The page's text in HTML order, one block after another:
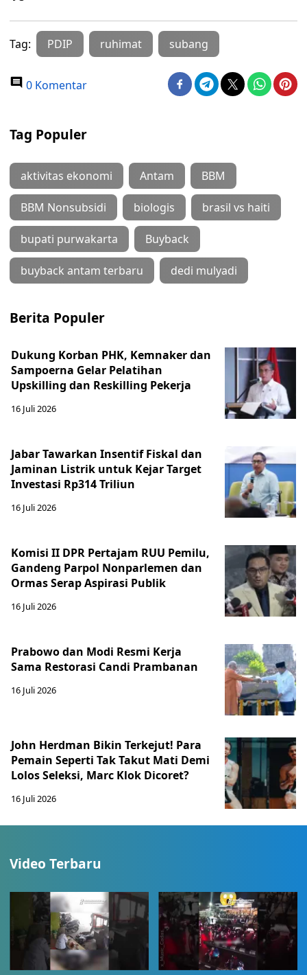
Tag: PDIP ruhimat subang
0 Komentar
Tag Populer
aktivitas ekonomi Antam BBM
BBM Nonsubsidi biologis brasil vs haiti
bupati purwakarta Buyback
buyback antam terbaru dedi mulyadi
Berita Populer
Dukung Korban PHK, Kemnaker dan
Sampoerna Gelar Pelatihan
Upskilling dan Reskilling Pekerja
16 Juli 2026
Jabar Tawarkan Insentif Fiskal dan
Jaminan Listrik untuk Kejar Target
Investasi Rp314 Triliun
16 Juli 2026
Komisi II DPR Pertajam RUU Pemilu,
Gandeng Parpol Nonparlemen dan
Ormas Serap Aspirasi Publik
16 Juli 2026
Prabowo dan Modi Resmi Kerja
Sama Restorasi Candi Prambanan
16 Juli 2026
John Herdman Bikin Terkejut! Para
Pemain Seperti Tak Takut Mati Demi
Lolos Seleksi, Marc Klok Dicoret?
16 Juli 2026
Video Terbaru